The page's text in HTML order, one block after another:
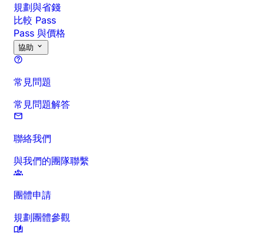
規劃與省錢
比較 Pass
Pass 與價格
協助
常見問題
常見問題解答
聯絡我們
與我們的團隊聯繫
團體申請
規劃團體參觀